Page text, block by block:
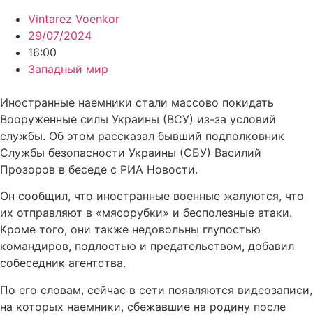
Vintarez Voenkor
29/07/2024
16:00
Западный мир
Иностранные наемники стали массово покидать
Вооруженные силы Украины (ВСУ) из-за условий
службы. Об этом рассказал бывший подполковник
Службы безопасности Украины (СБУ) Василий
Прозоров в беседе с РИА Новости.
Он сообщил, что иностранные военные жалуются, что
их отправляют в «мясорубки» и бесполезные атаки.
Кроме того, они также недовольны глупостью
командиров, подлостью и предательством, добавил
собеседник агентства.
По его словам, сейчас в сети появляются видеозаписи,
на которых наемники, сбежавшие на родину после